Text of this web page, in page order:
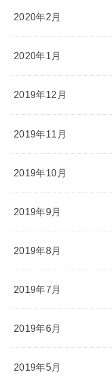
2020年2月
2020年1月
2019年12月
2019年11月
2019年10月
2019年9月
2019年8月
2019年7月
2019年6月
2019年5月